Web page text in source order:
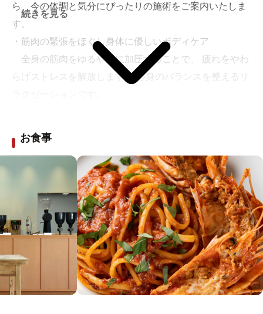
ら、今の体調と気分にぴったりの施術をご案内いたしま
す。
・筋肉の緊張をほぐし身体に優しいボディケア
全身の筋肉をゆるやかに加圧することで、 疲れをやわ
らげストレスを解放します。 心身のバランスを整えるリ
させ、 疲れた体の機能回復をはかります。
※毎週木曜日定休日
続きを見る
お食事